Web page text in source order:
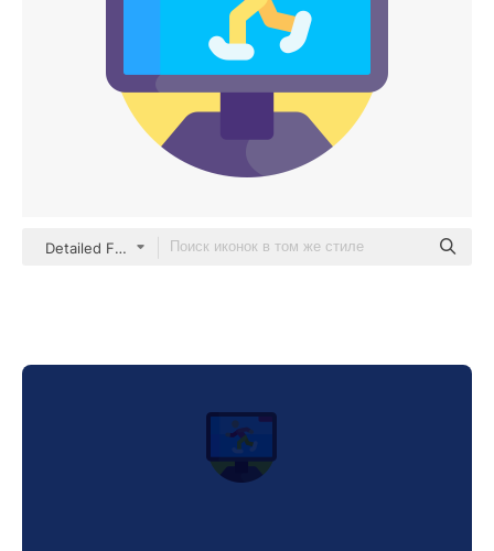
Detailed Flat Circular Flat